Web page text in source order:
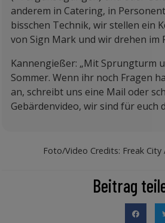
anderem in Catering, in
bisschen Technik, wir stellen ein
von Sign Mark und wir drehen im
Kannengießer: „Mit Sprungturm
Sommer. Wenn ihr noch Fragen
an, schreibt uns eine Mail oder
Gebärdenvideo, wir sind für euch
Foto/Video Credits: Freak
Beitrag